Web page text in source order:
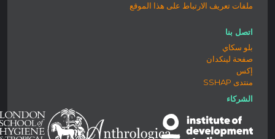
ملفات تعريف الارتباط على هذا الموقع
اتصل بنا
بلو سكاي
صفحة لينكدان
إكس
منتدى SSHAP
الشركاء